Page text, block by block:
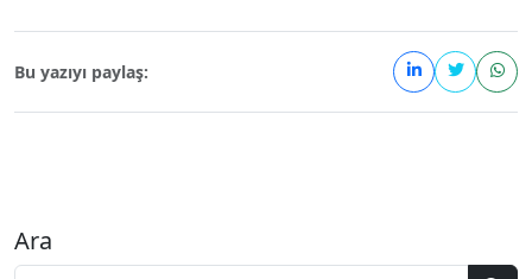
Bu yazıyı paylaş:
Ara